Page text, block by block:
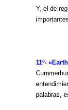
Y, el de
11º-
palabras,